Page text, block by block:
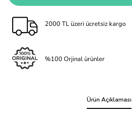
2000 TL üzeri ücretsiz kargo
%100 Orjinal ürünler
Ürün Açıklaması